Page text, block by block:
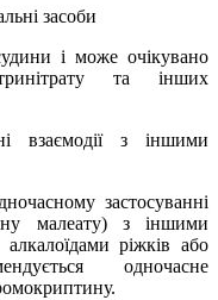
засоби
і може очікувано
та інших
взаємодії з іншими
застосуванні
малеату) з іншими
ріжків або
одночасне